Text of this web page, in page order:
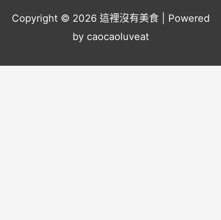
Copyright © 2026 這裡沒有美食 | Powered
by caocaoluveat